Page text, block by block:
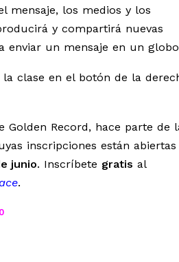
mensaje, los medios y los
y compartirá nuevas
enviar un mensaje en un
clase en el botón de la
Golden Record, hace parte de
inscripciones están abiertas
junio. Inscríbete gratis al
.